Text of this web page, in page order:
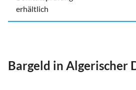
erhältlich
Bargeld in Algerischer